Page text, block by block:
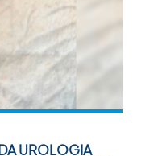
UROLOGIA